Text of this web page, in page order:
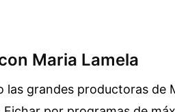
Maria Lamela
las grandes productoras de